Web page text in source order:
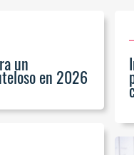
un
en 2026